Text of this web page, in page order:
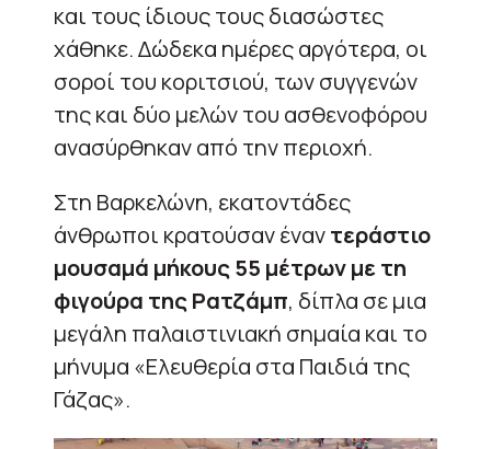
και τους ίδιους τους διασώστες
χάθηκε. Δώδεκα ημέρες αργότερα, οι
σοροί του κοριτσιού, των συγγενών
της και δύο μελών του ασθενοφόρου
ανασύρθηκαν από την περιοχή.
Στη Βαρκελώνη, εκατοντάδες
άνθρωποι κρατούσαν έναντεράστιο
μουσαμά μήκους 55 μέτρων με τη
φιγούρα της Ρατζάμπ, δίπλα σε μια
μεγάλη παλαιστινιακή σημαία και το
μήνυμα «Ελευθερία στα Παιδιά της
Γάζας».